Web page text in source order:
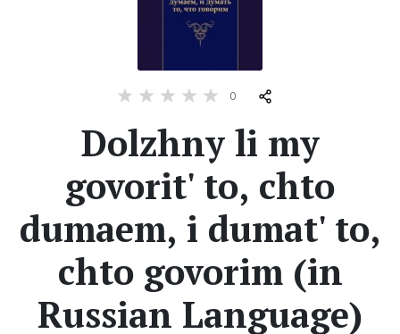
обсуждаемые
Авторы
Жанры
Серии
Экранизации
0
Dolzhny li my
govorit' to, chto
dumaem, i dumat' to,
chto govorim (in
Russian Language)